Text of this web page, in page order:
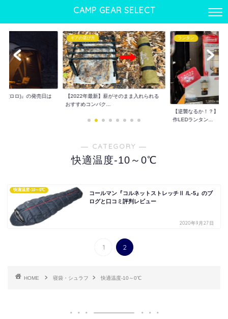
CAMP GEAR SELECT
ロロ)』の発売日は
ギアの選び方
【2022年最新】薪がそのまま入れられる
おすすめコンパク...
ランタン
【逆襲なるか！？】コ
作LEDランタン...
― CATEGORY ―
快適温度-10～0℃
快適温度-10～0℃
コールマン『コルネットストレッチⅡ /L-5』のブ
ログと口コミ評判レビュー
2020年9月27日
1 2
HOME 寝袋・シュラフ 快適温度-10～0℃